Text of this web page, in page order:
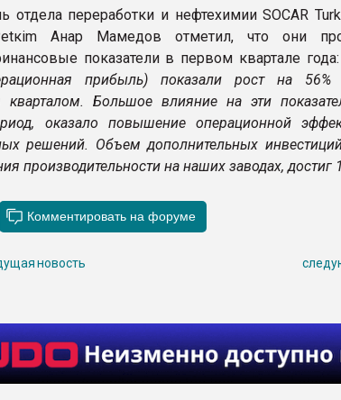
отдела переработки и нефтехимии SOCAR
Анар Мамедов отметил, что они
показатели в первом квартале года:
прибыль) показали рост на
Большое влияние на эти
оказало повышение операционной
решений. Объем дополнительных
производительности на наших заводах, достиг
новость